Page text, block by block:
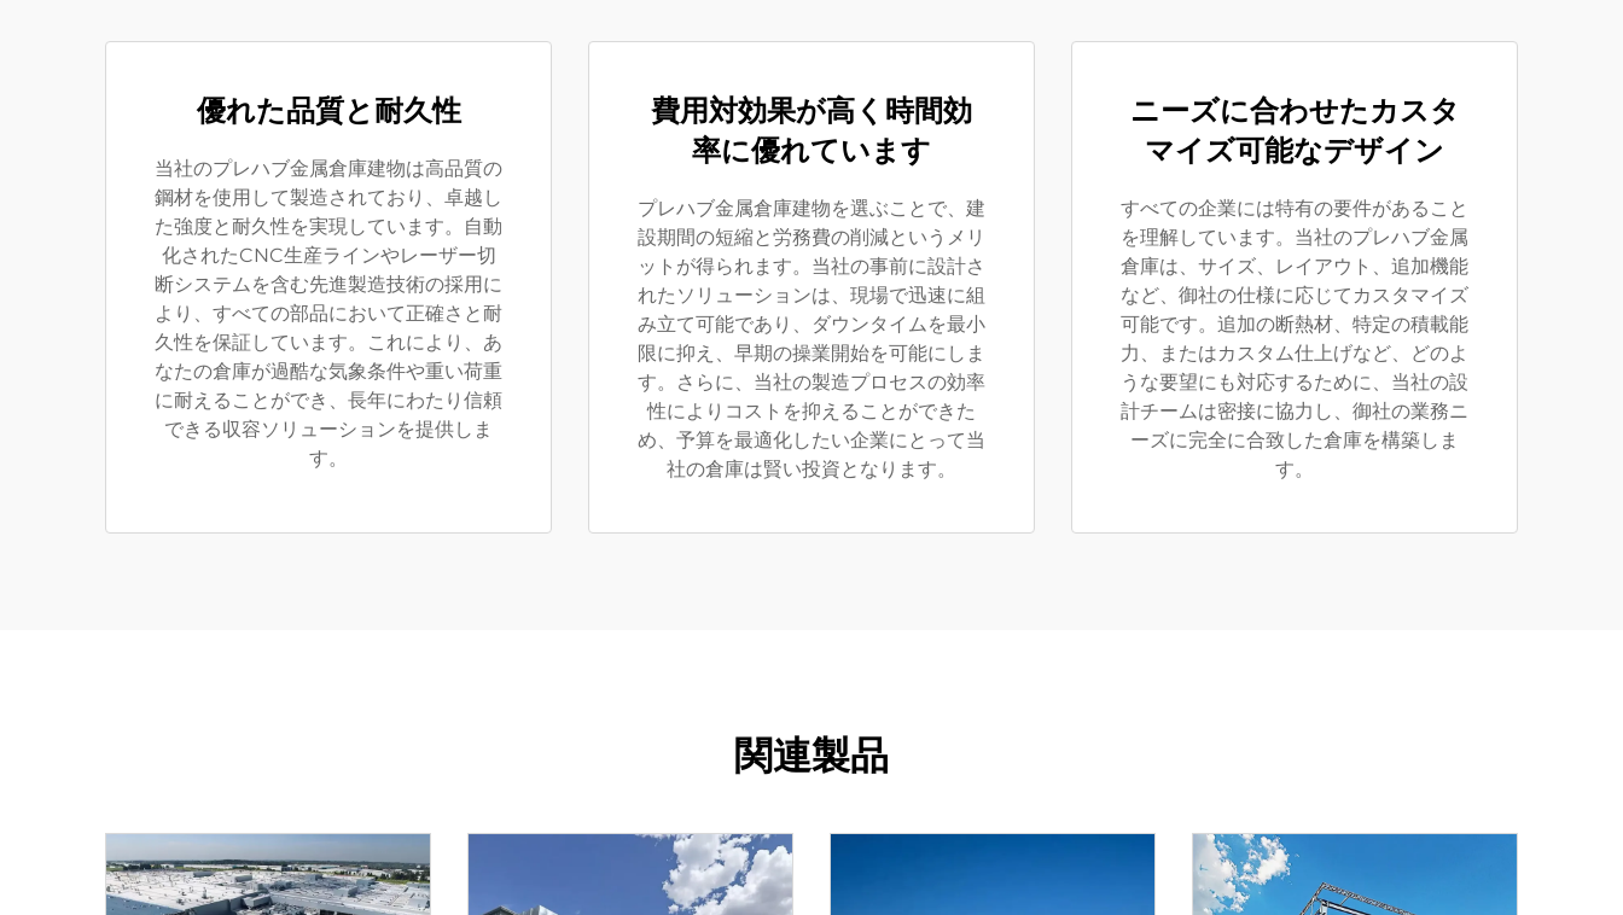
優れた品質と耐久性
当社のプレハブ金属倉庫建物は高品質の
鋼材を使用して製造されており、卓越し
た強度と耐久性を実現しています。自動
化されたCNC生産ラインやレーザー切
断システムを含む先進製造技術の採用に
より、すべての部品において正確さと耐
久性を保証しています。これにより、あ
なたの倉庫が過酷な気象条件や重い荷重
に耐えることができ、長年にわたり信頼
できる収容ソリューションを提供しま
す。
費用対効果が高く時間効
率に優れています
プレハブ金属倉庫建物を選ぶことで、建
設期間の短縮と労務費の削減というメリ
ットが得られます。当社の事前に設計さ
れたソリューションは、現場で迅速に組
み立て可能であり、ダウンタイムを最小
限に抑え、早期の操業開始を可能にしま
す。さらに、当社の製造プロセスの効率
性によりコストを抑えることができた
め、予算を最適化したい企業にとって当
社の倉庫は賢い投資となります。
ニーズに合わせたカスタ
マイズ可能なデザイン
すべての企業には特有の要件があること
を理解しています。当社のプレハブ金属
倉庫は、サイズ、レイアウト、追加機能
など、御社の仕様に応じてカスタマイズ
可能です。追加の断熱材、特定の積載能
力、またはカスタム仕上げなど、どのよ
うな要望にも対応するために、当社の設
計チームは密接に協力し、御社の業務ニ
ーズに完全に合致した倉庫を構築しま
す。
関連製品